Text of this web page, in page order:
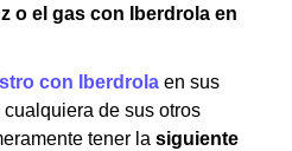
o el gas con Iberdrola en
con Iberdrola en sus
de sus otros
tener la siguiente